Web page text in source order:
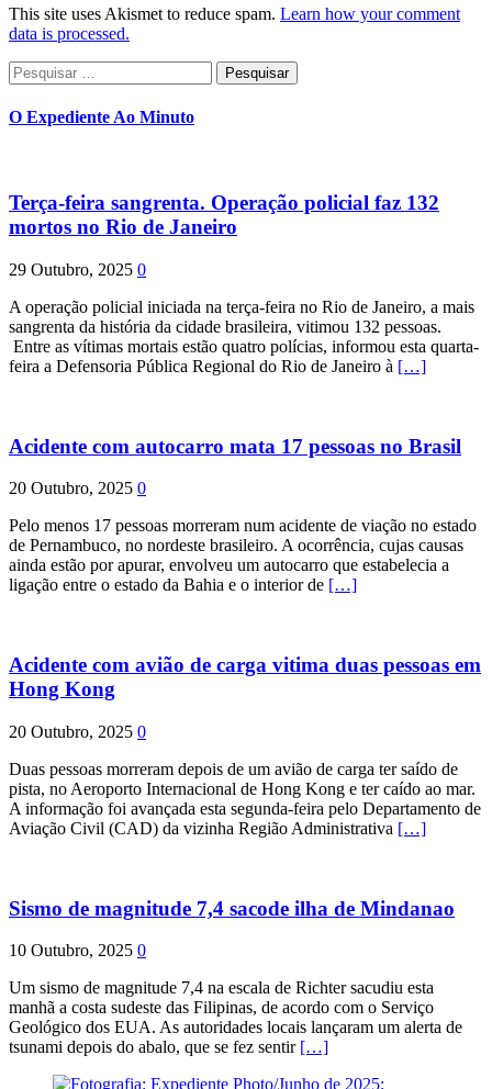
This site uses Akismet to reduce spam. Learn how your comment
data is processed.
Pesquisar
por:
O Expediente Ao Minuto
Terça-feira sangrenta. Operação policial faz 132
mortos no Rio de Janeiro
29 Outubro, 2025 0
A operação policial iniciada na terça-feira no Rio de Janeiro, a mais
sangrenta da história da cidade brasileira, vitimou 132 pessoas.
Entre as vítimas mortais estão quatro polícias, informou esta quarta-
feira a Defensoria Pública Regional do Rio de Janeiro à […]
Acidente com autocarro mata 17 pessoas no Brasil
20 Outubro, 2025 0
Pelo menos 17 pessoas morreram num acidente de viação no estado
de Pernambuco, no nordeste brasileiro. A ocorrência, cujas causas
ainda estão por apurar, envolveu um autocarro que estabelecia a
ligação entre o estado da Bahia e o interior de […]
Acidente com avião de carga vitima duas pessoas em
Hong Kong
20 Outubro, 2025 0
Duas pessoas morreram depois de um avião de carga ter saído de
pista, no Aeroporto Internacional de Hong Kong e ter caído ao mar.
A informação foi avançada esta segunda-feira pelo Departamento de
Aviação Civil (CAD) da vizinha Região Administrativa […]
Sismo de magnitude 7,4 sacode ilha de Mindanao
10 Outubro, 2025 0
Um sismo de magnitude 7,4 na escala de Richter sacudiu esta
manhã a costa sudeste das Filipinas, de acordo com o Serviço
Geológico dos EUA. As autoridades locais lançaram um alerta de
tsunami depois do abalo, que se fez sentir […]